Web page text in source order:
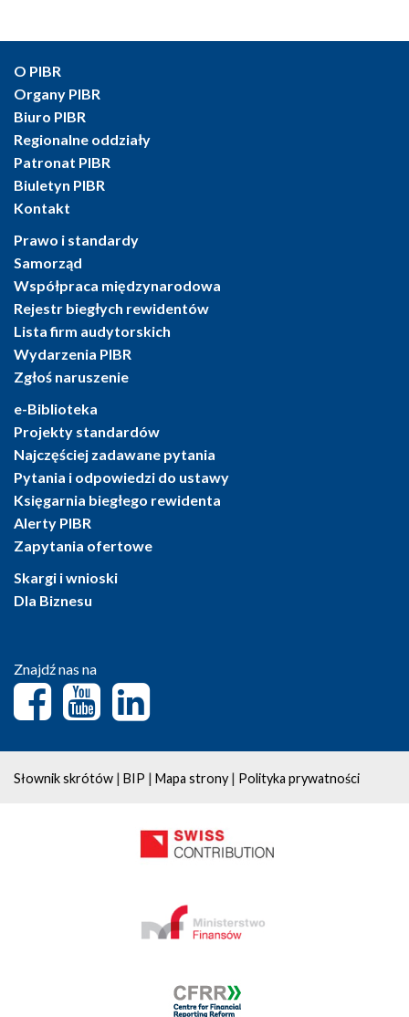
O PIBR
Organy PIBR
Biuro PIBR
Regionalne oddziały
Patronat PIBR
Biuletyn PIBR
Kontakt
Prawo i standardy
Samorząd
Współpraca międzynarodowa
Rejestr biegłych rewidentów
Lista firm audytorskich
Wydarzenia PIBR
Zgłoś naruszenie
e-Biblioteka
Projekty standardów
Najczęściej zadawane pytania
Pytania i odpowiedzi do ustawy
Księgarnia biegłego rewidenta
Alerty PIBR
Zapytania ofertowe
Skargi i wnioski
Dla Biznesu
Znajdź nas na
Słownik skrótów | BIP | Mapa strony | Polityka prywatności